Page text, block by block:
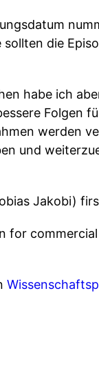
die
habe ich
Folgen
werden
und
Jakobi)
for